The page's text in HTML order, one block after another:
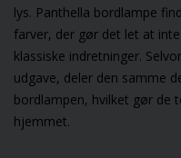
lys. Panthella bordlampe
farver, der gør det let at
klassiske indretninger.
udgave, deler den samme
bordlampen, hvilket gør de
hjemmet.